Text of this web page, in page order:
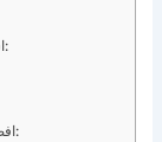
افضل شركة عزل صوتي بالرياض:
افضل شركة عوازل اسطح بالرياض: